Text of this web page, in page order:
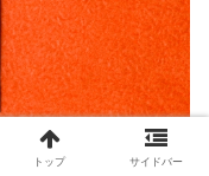
トップ サイドバー